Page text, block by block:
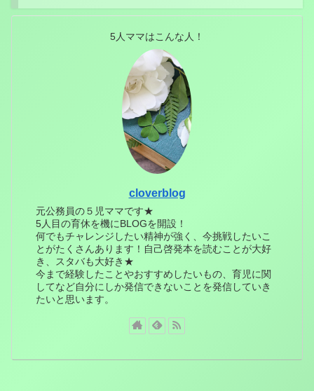
5人ママはこんな人！
cloverblog
元公務員の５児ママです★
5人目の育休を機にBLOGを開設！
何でもチャレンジしたい精神が強く、今挑戦したいこ
とがたくさんあります！自己啓発本を読むことが大好
き、スタバも大好き★
今まで経験したことやおすすめしたいもの、育児に関
してなど自分にしか発信できないことを発信していき
たいと思います。